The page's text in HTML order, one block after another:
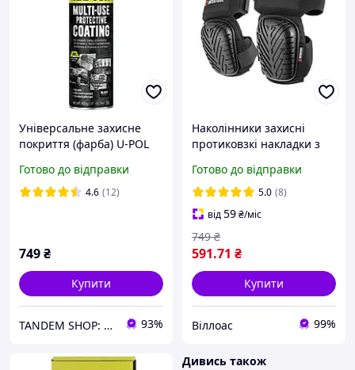
Універсальне захисне
покриття (фарба) U-POL
Protective Coating, 450 мл
Аерозоль Чорний
Готово до відправки
4.6 (12)
749₴
Купити
TANDEM SHOP: Автотовари та багато іншого! Безкоштовна доставка від 7000 грн! 93%
Наколінники захисні
протиковзкі накладки з
подушки неопренові
ремені INTERTOOL SP-
0056
Готово до відправки
5.0 (8)
від59₴/міс
591.71 ₴
749 ₴
Купити
Віллоас 99%
Дивись також